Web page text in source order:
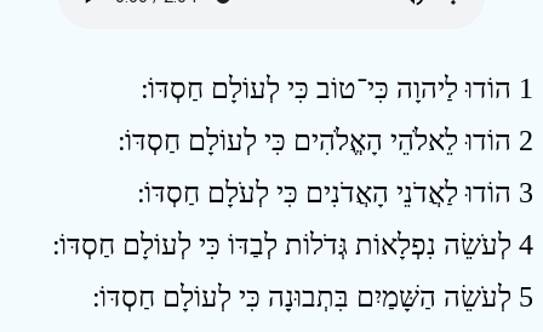
1 הוֹדוּ לַיהוָה כִּי־טוֹב כִּי לְעוֹלָם חַסְדּוֹ ׃
2 הוֹדוּ לֵאלֹהֵי הָאֱלֹהִים כִּי לְעוֹלָם חַסְדּוֹ ׃
3 הוֹדוּ לַאֲדֹנֵי הָאֲדֹנִים כִּי לְעֹלָם חַסְדּוֹ ׃
4 לְעֹשֵׂה נִפְלָאוֹת גְּדֹלוֹת לְבַדּוֹ כִּי לְעוֹלָם חַסְדּוֹ ׃
5 לְעֹשֵׂה הַשָּׁמַיִם בִּתְבוּנָה כִּי לְעוֹלָם חַסְדּוֹ ׃